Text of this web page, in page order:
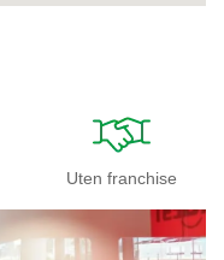
Uten franchise